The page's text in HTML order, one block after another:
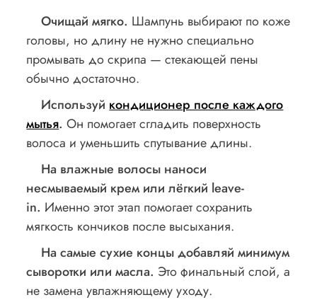
Очищай мягко. Шампунь выбирают по коже
головы, но длину не нужно специально
промывать до скрипа — стекающей пены
обычно достаточно.
Используй кондиционер после каждого
мытья. Он помогает сгладить поверхность
волоса и уменьшить спутывание длины.
На влажные волосы наноси
несмываемый крем или лёгкий leave-
in. Именно этот этап помогает сохранить
мягкость кончиков после высыхания.
На самые сухие концы добавляй минимум
сыворотки или масла. Это финальный слой, а
не замена увлажняющему уходу.